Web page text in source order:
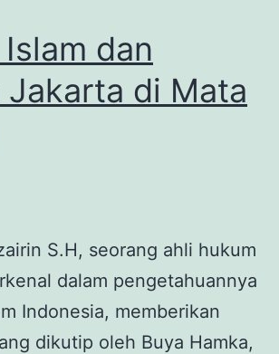
Islam dan
Jakarta di Mata
S.H, seorang ahli hukum
dalam pengetahuannya
Indonesia, memberikan
dikutip oleh Buya Hamka,